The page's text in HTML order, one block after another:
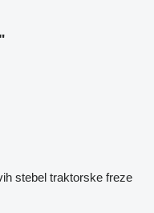
stebel traktorske freze